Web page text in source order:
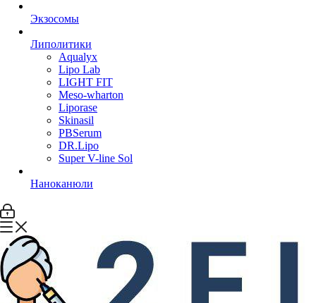
Экзосомы
Липолитики
Aqualyx
Lipo Lab
LIGHT FIT
Meso-wharton
Liporase
Skinasil
PBSerum
DR.Lipo
Super V-line Sol
Наноканюли